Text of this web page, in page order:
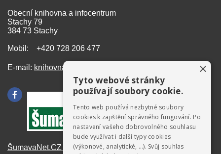
Obecní knihovna a infocentrum
Stachy 79
384 73 Stachy
Mobil: +420 728 206 477
E-mail: knihovna@stachy.net
ŠumavaNet.CZ - informace o regionu
×
Tyto webové stránky
používají soubory cookie.
Tento web používá nezbytné soubory
cookies k zajištění správného fungování. Po
nastavení vašeho dobrovolného souhlasu
bude využívat i další typy cookies
(výkonové, analytické, …). Svůj souhlas